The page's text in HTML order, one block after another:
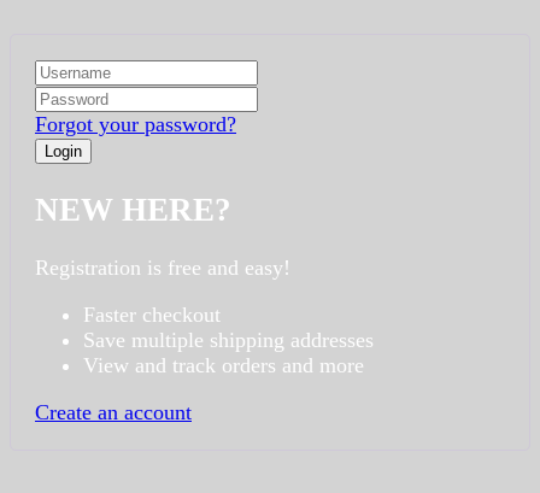
Forgot your password?
NEW HERE?
Registration is free and easy!
Faster checkout
Save multiple shipping addresses
View and track orders and more
Create an account